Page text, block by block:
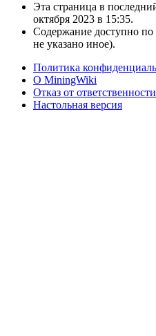
Эта страница в
октября 2023 в 15:35.
Содержание доступно по
не указано иное).
Политика
О MiningWiki
Отказ от ответственности
Настольная версия